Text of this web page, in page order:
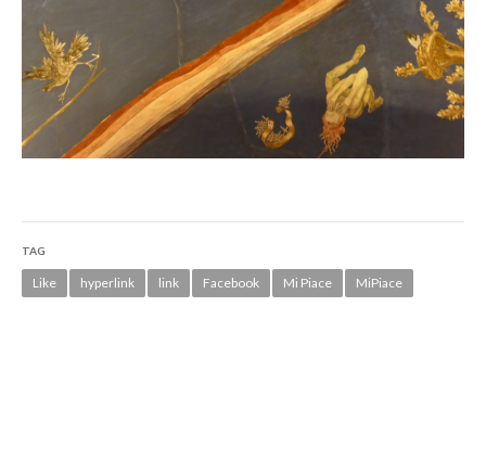
TAG
Like hyperlink link Facebook Mi Piace MiPiace